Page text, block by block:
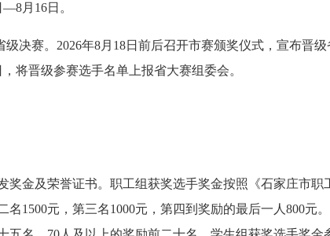
月16日。
决赛。2026年8月18日前后召开市赛颁奖仪式，宣布晋级
将晋级参赛选手名单上报省大赛组委会。
金及荣誉证书。职工组获奖选手奖金按照《石家庄市职
1500元，第三名1000元，第四到奖励的最后一人800元